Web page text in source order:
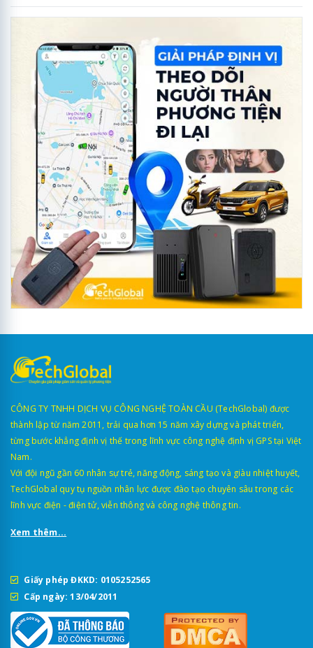
CÔNG TY TNHH DỊCH VỤ CÔNG NGHỆ TOÀN CẦU (TechGlobal) được
thành lập từ năm 2011, trải qua hơn 15 năm xây dựng và phát triển,
từng bước khẳng định vị thế trong lĩnh vực công nghệ định vị GPS tại Việt
Nam.
Với đội ngũ gần 60 nhân sự trẻ, năng động, sáng tạo và giàu nhiệt huyết,
TechGlobal quy tụ nguồn nhân lực được đào tạo chuyên sâu trong các
lĩnh vực điện - điện tử, viễn thông và công nghệ thông tin.
Xem thêm...
Giấy phép ĐKKD: 0105252565
Cấp ngày: 13/04/2011